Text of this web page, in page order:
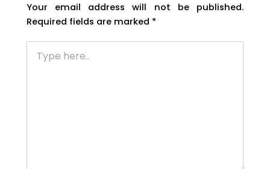
Your email address will not be published.
Required fields are marked *
here..